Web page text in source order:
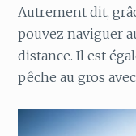
Autrement dit,
pouvez naviguer
distance. Il est
pêche au gros